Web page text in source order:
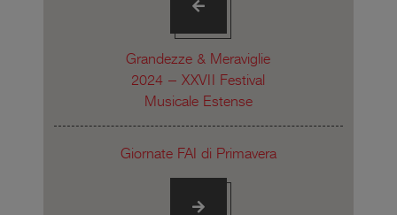
Grandezze & Meraviglie
2024 – XXVII Festival
Musicale Estense
Giornate FAI di Primavera